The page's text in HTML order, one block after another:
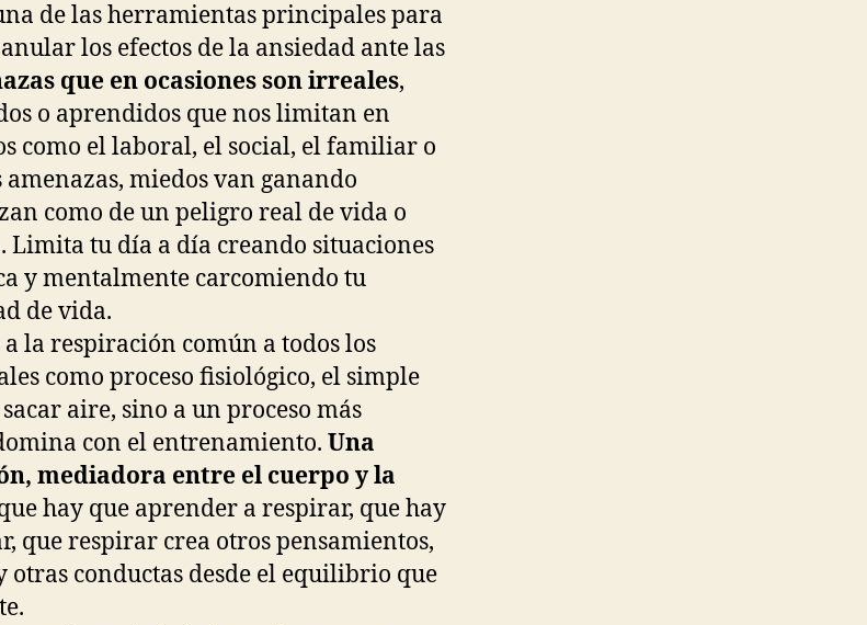
de las herramientas principales para
los efectos de la ansiedad ante las
que en ocasiones son irreales,
o aprendidos que nos limitan en
como el laboral, el social, el familiar o
amenazas, miedos van ganando
como de un peligro real de vida o
Limita tu día a día creando situaciones
y mentalmente carcomiendo tu
de vida.
la respiración común a todos los
como proceso fisiológico, el simple
aire, sino a un proceso más
con el entrenamiento. Una
mediadora entre el cuerpo y la
hay que aprender a respirar, que hay
que respirar crea otros pensamientos,
otras conductas desde el equilibrio que